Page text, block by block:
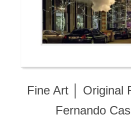
Fine Art │ Original
Fernando